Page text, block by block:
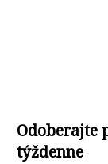
Odoberajte
týždenne